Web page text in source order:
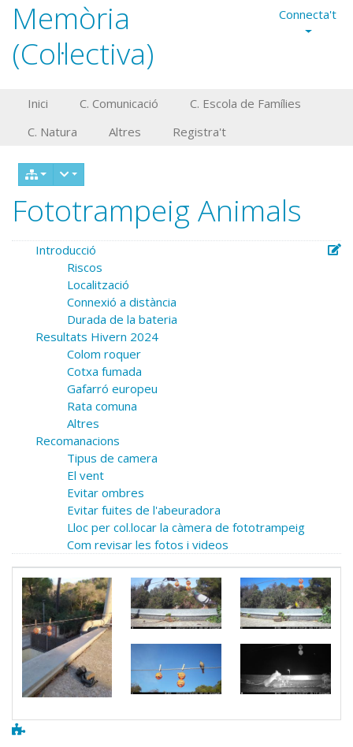
Memòria
(Col·lectiva)
Connecta't
Inici C. Comunicació
C. Escola de Famílies
C. Natura
Altres Registra't
Fototrampeig Animals
Introducció
Riscos
Localització
Connexió a distància
Durada de la bateria
Resultats Hivern 2024
Colom roquer
Cotxa fumada
Gafarró europeu
Rata comuna
Altres
Recomanacions
Tipus de camera
El vent
Evitar ombres
Evitar fuites de l'abeuradora
Lloc per col.locar la càmera de fototrampeig
Com revisar les fotos i videos